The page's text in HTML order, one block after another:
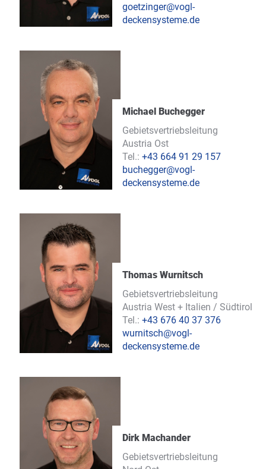
goetzinger@vogl-
deckensysteme.de
Michael Buchegger
Gebietsvertriebsleitung
Austria Ost
Tel.:+43 664 91 29 157
buchegger@vogl-
deckensysteme.de
Thomas Wurnitsch
Gebietsvertriebsleitung
Austria West + Italien / Südtirol
Tel.:+43 676 40 37 376
wurnitsch@vogl-
deckensysteme.de
Dirk Machander
Gebietsvertriebsleitung